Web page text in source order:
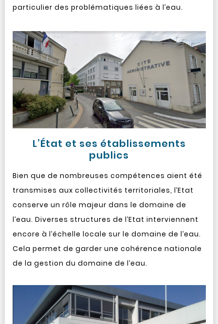
particulier des problématiques liées à l’eau.
L’État et ses établissements
publics
Bien que de nombreuses compétences aient été
transmises aux collectivités territoriales, l’Etat
conserve un rôle majeur dans le domaine de
l’eau. Diverses structures de l’Etat interviennent
encore à l’échelle locale sur le domaine de l’eau.
Cela permet de garder une cohérence nationale
de la gestion du domaine de l’eau.